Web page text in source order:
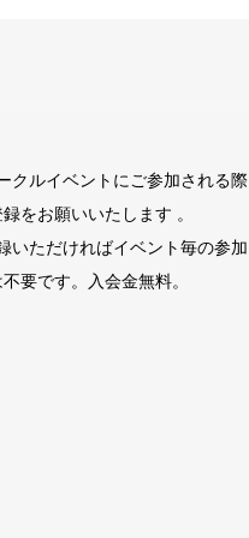
クルイベントにご参加される際
をお願いいたします 。
いただければイベント毎の参加
要です。入会金無料。